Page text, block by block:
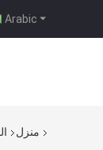
Arabic
منزل